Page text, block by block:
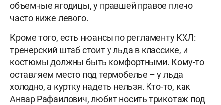
объемные ягодицы, у правшей правое плечо
часто ниже левого.
Кроме того, есть нюансы по регламенту КХЛ:
тренерский штаб стоит у льда в классике, и
костюмы должны быть комфортными. Кому-то
оставляем место под термобелье – у льда
холодно, а куртку надеть нельзя. Кто-то, как
Анвар Рафаилович, любит носить трикотаж под